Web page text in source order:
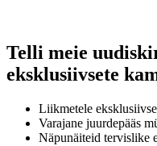
Telli meie
eksklusiivsete
Liikmetele
Varajane juurdepääs
Näpunäiteid tervislike